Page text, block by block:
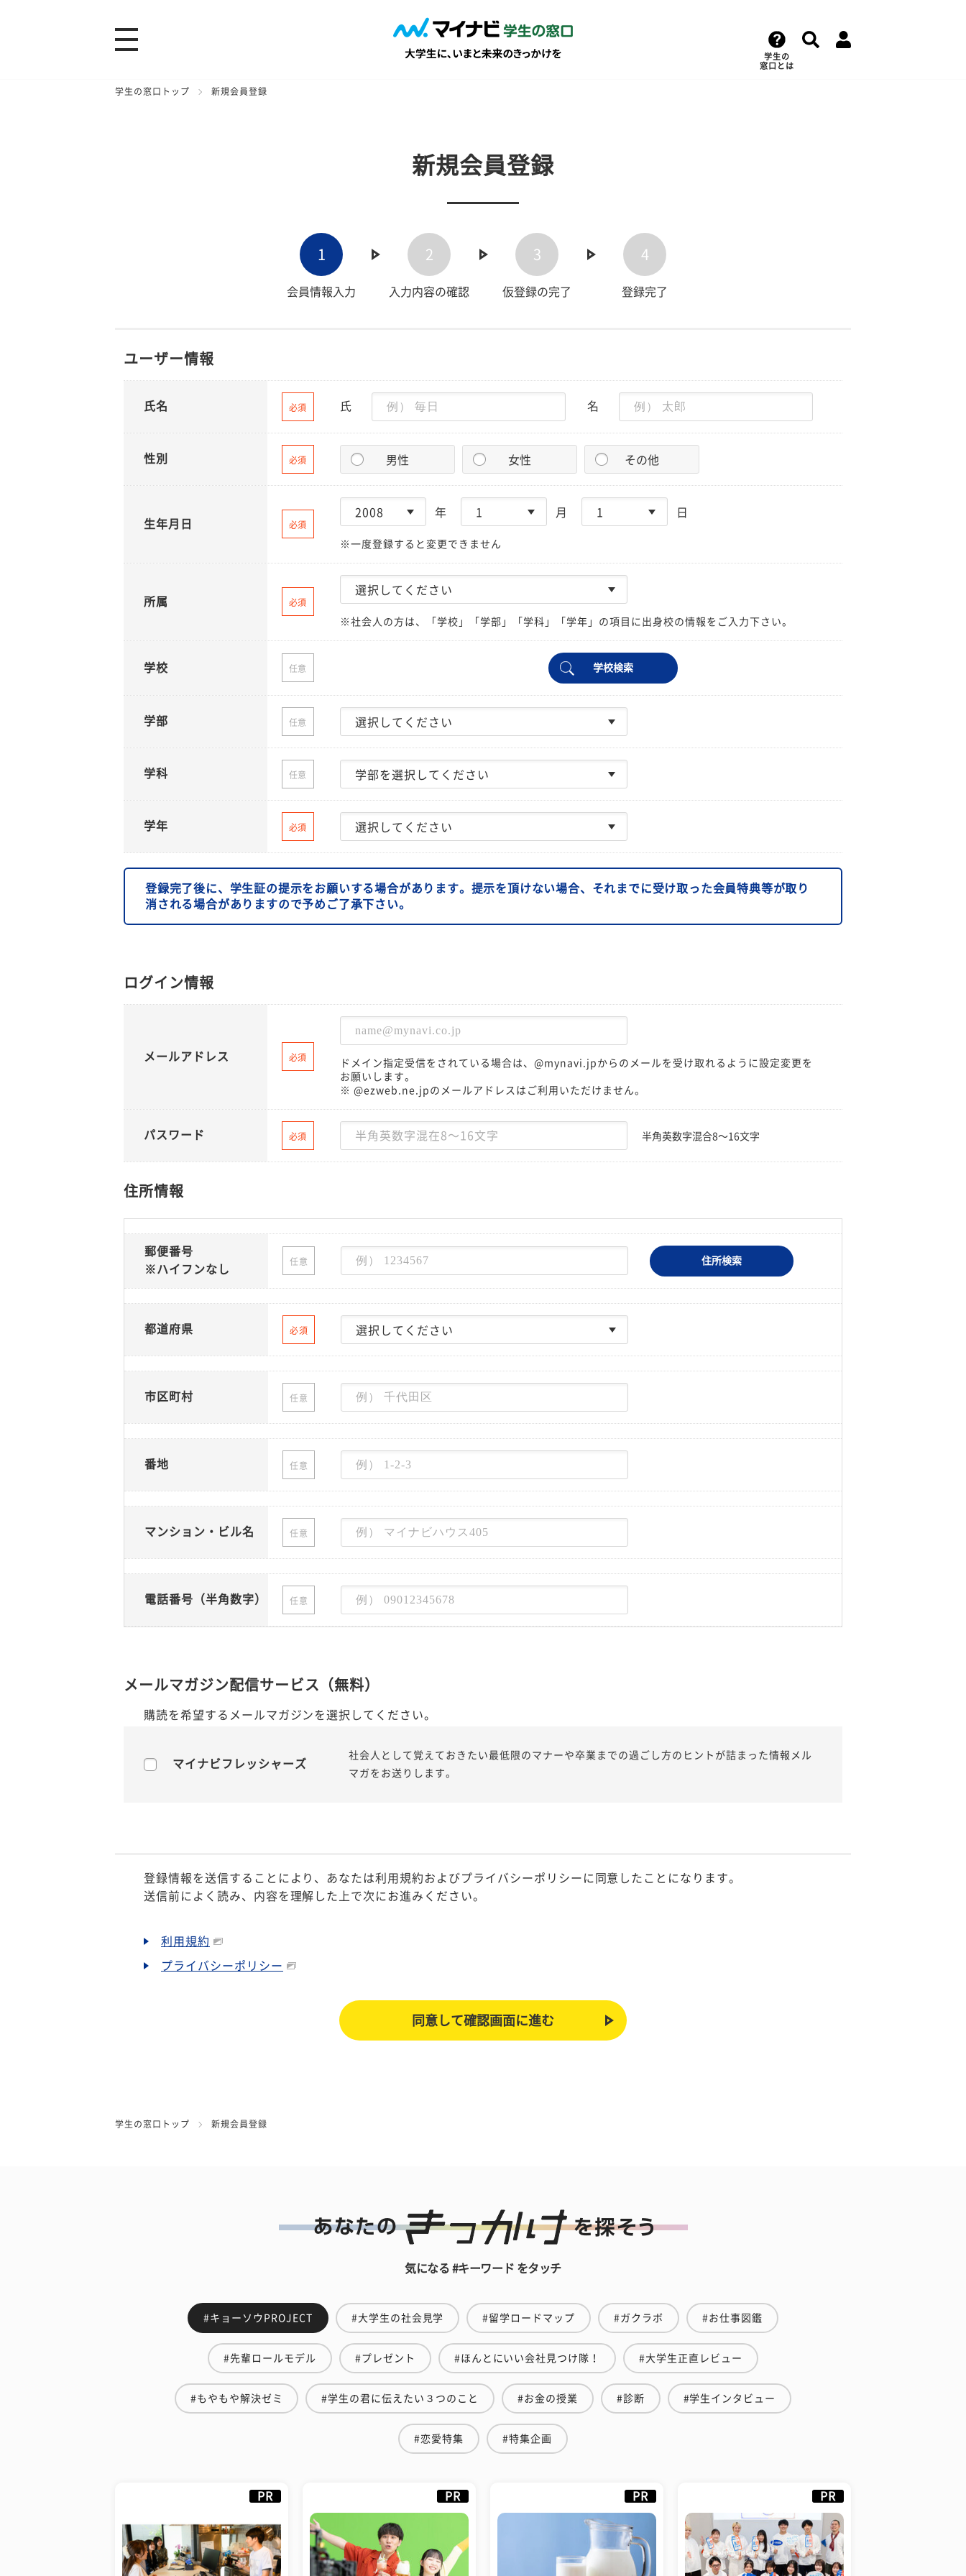
学生の
窓口とは
学生の窓口トップ 新規会員登録
新規会員登録
1
会員情報入力
2
入力内容の確認
3
仮登録の完了
4
登録完了
ユーザー情報
氏名 必須 氏 名
性別 必須 男性 女性 その他
生年月日 必須
年 月 日
※一度登録すると変更できません
所属 必須
※社会人の方は、「学校」「学部」「学科」「学年」の項目に出身校の情報をご入力下さい。
学校 任意 学校検索
学部 任意
学科 任意
学年 必須
登録完了後に、学生証の提示をお願いする場合があります。提示を頂けない場合、それまでに受け取った会員特典等が取り
消される場合がありますので予めご了承下さい。
ログイン情報
メールアドレス 必須
ドメイン指定受信をされている場合は、@mynavi.jpからのメールを受け取れるように設定変更を
お願いします。
※ @ezweb.ne.jpのメールアドレスはご利用いただけません。
パスワード 必須 半角英数字混合8〜16文字
住所情報
郵便番号
※ハイフンなし
任意 住所検索
都道府県 必須
市区町村 任意
番地 任意
マンション・ビル名 任意
電話番号（半角数字） 任意
メールマガジン配信サービス（無料）
購読を希望するメールマガジンを選択してください。
マイナビフレッシャーズ
社会人として覚えておきたい最低限のマナーや卒業までの過ごし方のヒントが詰まった情報メル
マガをお送りします。
登録情報を送信することにより、あなたは利用規約およびプライバシーポリシーに同意したことになります。
送信前によく読み、内容を理解した上で次にお進みください。
利用規約
プライバシーポリシー
学生の窓口トップ 新規会員登録
気になる #キーワード をタッチ
#キョーソウPROJECT #大学生の社会見学 #留学ロードマップ #ガクラボ #お仕事図鑑
#先輩ロールモデル #プレゼント #ほんとにいい会社見つけ隊！ #大学生正直レビュー
#もやもや解決ゼミ #学生の君に伝えたい３つのこと #お金の授業 #診断 #学生インタビュー
#恋愛特集 #特集企画
PR PR PR PR